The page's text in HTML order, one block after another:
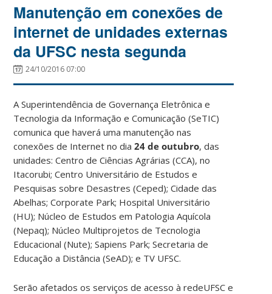
Manutenção em conexões de
internet de unidades externas
da UFSC nesta segunda
24/10/2016 07:00
A Superintendência de Governança Eletrônica e
Tecnologia da Informação e Comunicação (SeTIC)
comunica que haverá uma manutenção nas
conexões de Internet no dia24 de outubro, das
unidades: Centro de Ciências Agrárias (CCA), no
Itacorubi; Centro Universitário de Estudos e
Pesquisas sobre Desastres (Ceped); Cidade das
Abelhas; Corporate Park; Hospital Universitário
(HU); Núcleo de Estudos em Patologia Aquícola
(Nepaq); Núcleo Multiprojetos de Tecnologia
Educacional (Nute); Sapiens Park; Secretaria de
Educação a Distância (SeAD); e TV UFSC.
Serão afetados os serviços de acesso à redeUFSC e